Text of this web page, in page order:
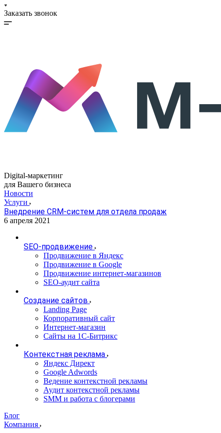
Заказать звонок
Digital-маркетинг
для Вашего бизнеса
Новости
Услуги
Внедрение CRM-систем для отдела продаж
6 апреля 2021
SEO-продвижение
Продвижение в Яндекс
Продвижение в Google
Продвижение интернет-магазинов
SEO-аудит сайта
Создание сайтов
Landing Page
Корпоративный сайт
Интернет-магазин
Сайты на 1С-Битрикс
Контекстная реклама
Яндекс Директ
Google Adwords
Ведение контекстной рекламы
Аудит контекстной рекламы
SMM и работа с блогерами
Блог
Компания